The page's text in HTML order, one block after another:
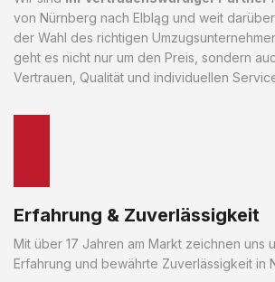
von Nürnberg nach Elbląg und weit
der Wahl des richtigen
geht es nicht nur um den Preis, sondern
Vertrauen, Qualität und individuellen
Erfahrung & Zuverlässigkeit
Mit über 17 Jahren am Markt zeichnen uns
Erfahrung und bewährte Zuverlässigkeit in